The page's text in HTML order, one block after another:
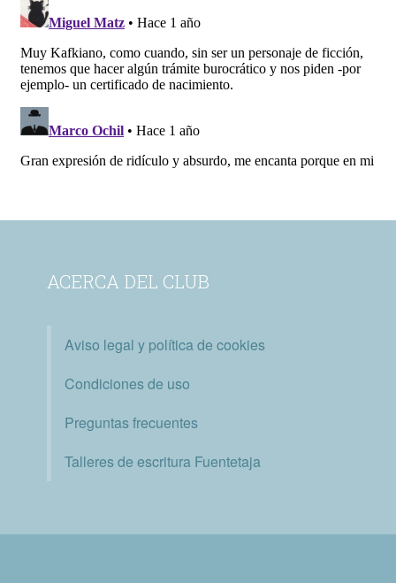
ACERCA DEL CLUB
Aviso legal y política de cookies
Condiciones de uso
Preguntas frecuentes
Talleres de escritura Fuentetaja